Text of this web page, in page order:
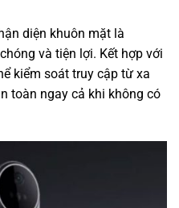
diện khuôn mặt là
và tiện lợi. Kết hợp với
kiểm soát truy cập từ xa
toàn ngay cả khi không có